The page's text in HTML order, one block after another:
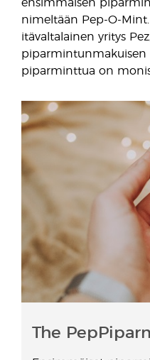
ensimmäisen
nimeltään Pep-O-
itävaltalainen yritys
piparmintunmakuisen
piparminttua on
The